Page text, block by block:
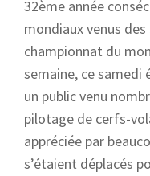
32ème année
mondiaux venus
championnat du
semaine, ce
un public venu
pilotage de cerfs-
appréciée par
s’étaient déplacés